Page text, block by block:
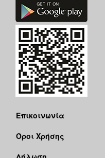
Επικοινωνία
Όροι Χρήσης